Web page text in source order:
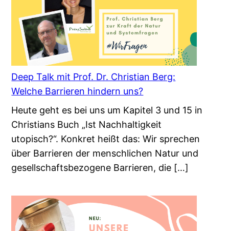
Deep Talk mit Prof. Dr. Christian Berg:
Welche Barrieren hindern uns?
Heute geht es bei uns um Kapitel 3 und 15 in
Christians Buch „Ist Nachhaltigkeit
utopisch?“. Konkret heißt das: Wir sprechen
über Barrieren der menschlichen Natur und
gesellschaftsbezogene Barrieren, die […]